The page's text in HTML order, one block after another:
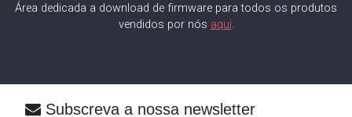
Área dedicada a download de firmware para todos os produtos
vendidos por nós aqui.
Subscreva a nossa newsletter